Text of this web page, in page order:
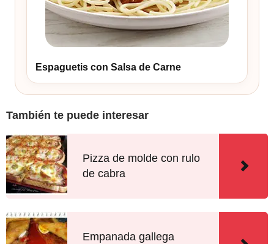
Espaguetis con Salsa de Carne
También te puede interesar
Pizza de molde con rulo
de cabra
Empanada gallega